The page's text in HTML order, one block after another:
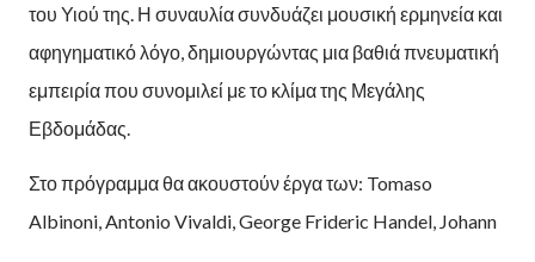
του Υιού της. Η συναυλία συνδυάζει μουσική ερμηνεία και
αφηγηματικό λόγο, δημιουργώντας μια βαθιά πνευματική
εμπειρία που συνομιλεί με το κλίμα της Μεγάλης
Εβδομάδας.
Στο πρόγραμμα θα ακουστούν έργα των: Tomaso
Albinoni, Antonio Vivaldi, George Frideric Handel, Johann